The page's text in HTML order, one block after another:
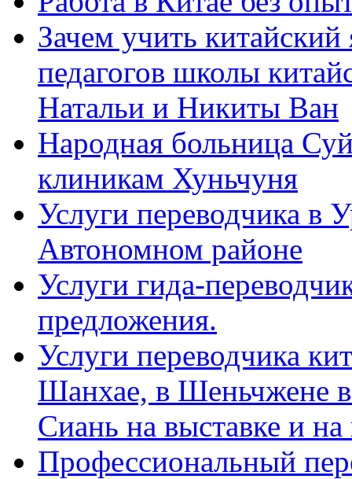
Зачем учить
педагогов школы
Натальи и Никиты Ван
Народная больница
клиникам Хуньчуня
Услуги переводчика в
Автономном районе
Услуги гида-
предложения.
Услуги переводчика
Шанхае, в Шеньчжене
Сиань на выставке и
Профессиональный